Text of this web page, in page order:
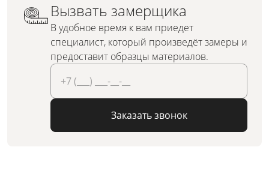
Вызвать замерщика
В удобное время к вам приедет
специалист, который произведёт замеры и
предоставит образцы материалов.
Заказать звонок